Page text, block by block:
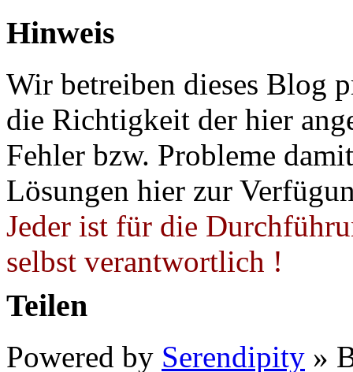
Hinweis
Wir betreiben dieses Blog
die Richtigkeit der hier
Fehler bzw. Probleme
Lösungen hier zur
Jeder ist für die
selbst verantwortlich !
Teilen
Powered by Serendipity »